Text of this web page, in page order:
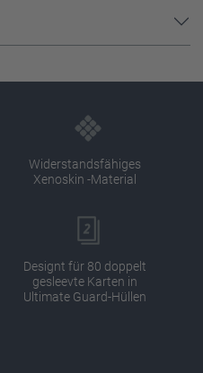
Widerstandsfähiges
Xenoskin -Material
Designt für 80 doppelt
gesleevte Karten in
Ultimate Guard-Hüllen